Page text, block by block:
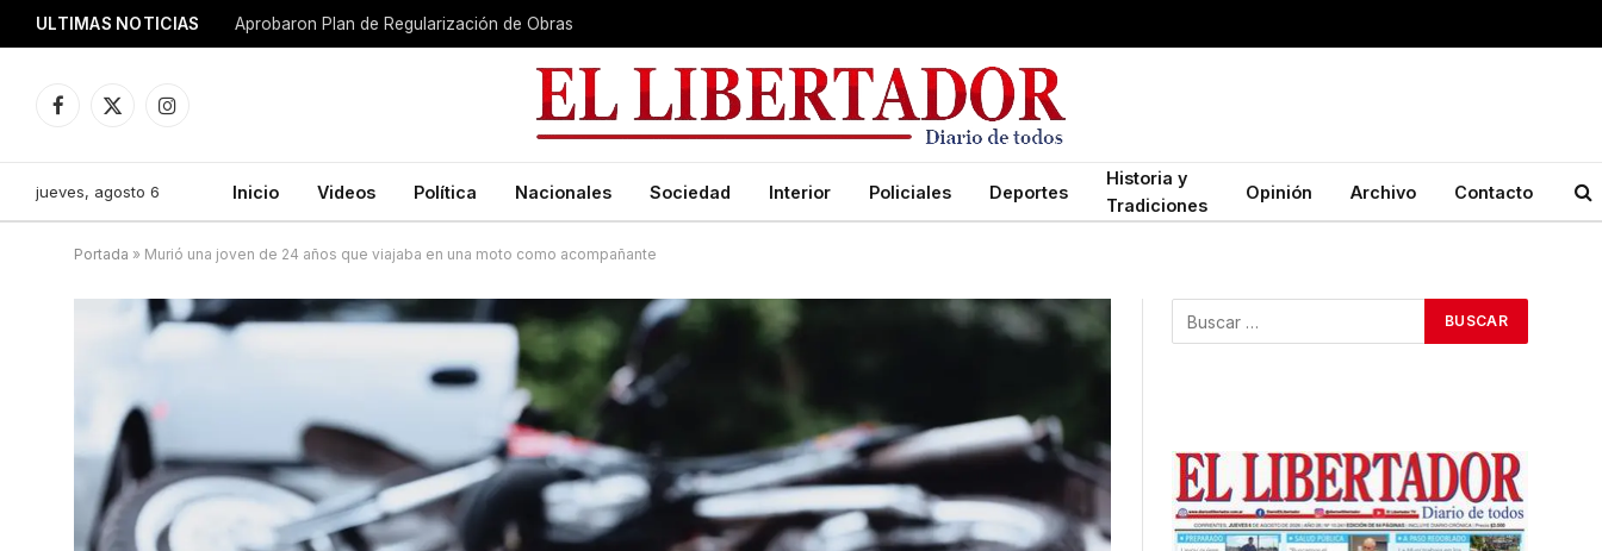
ULTIMAS NOTICIAS Aprobaron Plan de Regularización de Obras
Facebook
X
Instagram
jueves, agosto 6 Inicio Videos Política Nacionales Sociedad Interior Policiales Deportes
Historia y
Tradiciones
Opinión Archivo Contacto
Portada » Murió una joven de 24 años que viajaba en una moto como acompañante